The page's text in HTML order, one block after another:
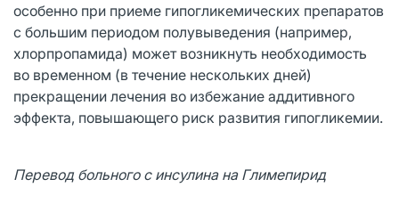
особенно при приеме гипогликемических препаратов
с большим периодом полувыведения (например,
хлорпропамида) может возникнуть необходимость
во временном (в течение нескольких дней)
прекращении лечения во избежание аддитивного
эффекта, повышающего риск развития гипогликемии.
Перевод больного с инсулина на Глимепирид